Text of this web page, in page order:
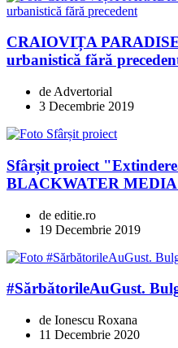
CRAIOVIȚA
urbanistică fără
de Advertorial
3 Decembrie 2019
Sfârșit proiect
BLACKWATER
de editie.ro
19 Decembrie 2019
#SărbătorileAuGust.
de Ionescu Roxana
11 Decembrie 2020